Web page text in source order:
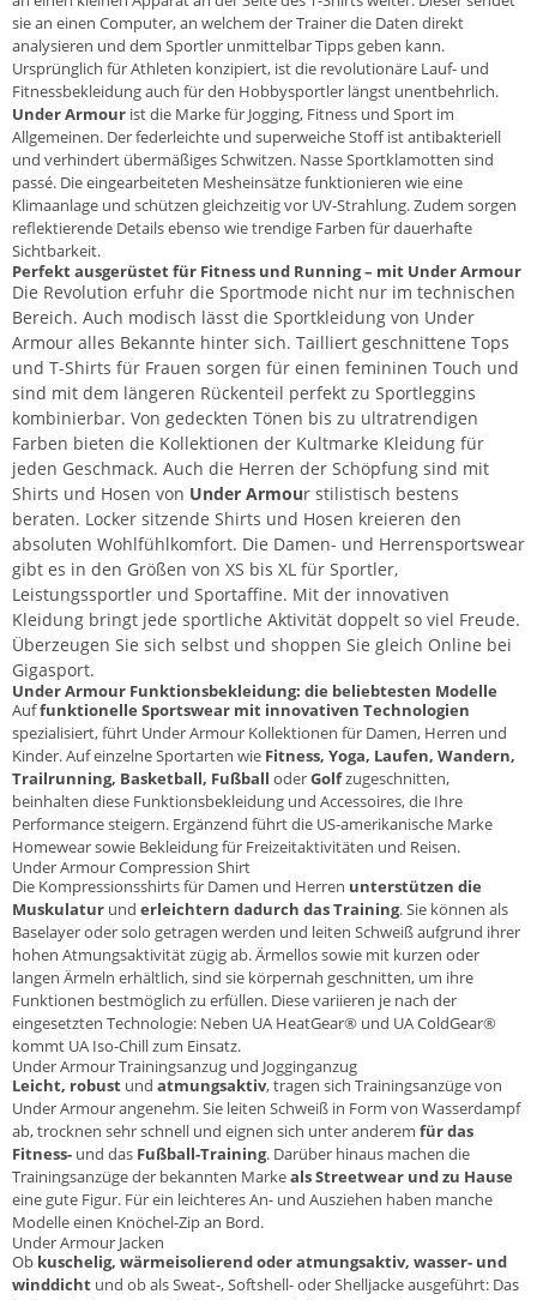
sie an einen Computer, an welchem der Trainer die Daten direkt
analysieren und dem Sportler unmittelbar Tipps geben kann.
Ursprünglich für Athleten konzipiert, ist die revolutionäre Lauf- und
Fitnessbekleidungauch für den Hobbysportler längst unentbehrlich.
Under Armour istdie Marke für Jogging, Fitness und Sport im
Allgemeinen. Der federleichte und superweiche Stoff ist antibakteriell
und verhindert übermäßiges Schwitzen. Nasse Sportklamotten sind
passé. Die eingearbeiteten Mesheinsätze funktionieren wie eine
Klimaanlage und schützen gleichzeitig vor UV-Strahlung. Zudem sorgen
reflektierende Details ebenso wie trendige Farben für dauerhafte
Sichtbarkeit.
Perfekt ausgerüstet für Fitness und Running – mit Under Armour
Die Revolution erfuhr die Sportmode nicht nur im technischen
Bereich. Auch modisch lässt die Sportkleidung von Under
Armour alles Bekannte hinter sich. Tailliert geschnittene Tops
und T-Shirts für Frauen sorgen für einen femininen Touch und
sind mit dem längeren Rückenteil perfekt zu Sportleggins
kombinierbar. Von gedeckten Tönen bis zu ultratrendigen
Farben bieten die Kollektionen der Kultmarke Kleidung für
jeden Geschmack. Auch die Herren der Schöpfung sind mit
Shirts und Hosen von Under Armour stilistisch bestens
beraten. Locker sitzende Shirts und Hosen kreieren den
absoluten Wohlfühlkomfort. Die Damen- und Herrensportswear
gibt es in den Größen von XS bis XL für Sportler,
Leistungssportler und Sportaffine. Mit der innovativen
Kleidung bringt jede sportliche Aktivität doppelt so viel Freude.
Überzeugen Sie sich selbst und shoppen Sie gleich Online bei
Gigasport.
Under Armour Funktionsbekleidung: die beliebtesten Modelle
Auffunktionelle Sportswear mit innovativen Technologien
spezialisiert, führt Under Armour Kollektionen für Damen, Herren und
Kinder. Auf einzelne Sportarten wie Fitness, Yoga, Laufen, Wandern,
Trailrunning, Basketball, Fußball oderGolfzugeschnitten,
beinhalten diese Funktionsbekleidung und Accessoires, die Ihre
Performance steigern. Ergänzend führt die US-amerikanische Marke
Homewear sowie Bekleidung für Freizeitaktivitäten und Reisen.
Under Armour Compression Shirt
Die Kompressionsshirts für Damen und Herren unterstützen die
Muskulatur und erleichtern dadurch das Training. Sie können als
Baselayer oder solo getragen werden und leiten Schweiß aufgrund ihrer
hohen Atmungsaktivität zügig ab. Ärmellos sowie mit kurzen oder
langen Ärmeln erhältlich, sind sie körpernah geschnitten, um ihre
Funktionen bestmöglich zu erfüllen. Diese variieren je nach der
eingesetzten Technologie: Neben UA HeatGear® und UA ColdGear®
kommt UA Iso-Chill zum Einsatz.
Under Armour Trainingsanzug und Jogginganzug
Leicht, robust und atmungsaktiv, tragen sich Trainingsanzüge von
Under Armour angenehm. Sie leiten Schweiß in Form von Wasserdampf
ab, trocknen sehr schnell und eignen sich unter anderem für das
Fitness- und das Fußball-Training. Darüber hinaus machen die
Trainingsanzüge der bekannten Markeals Streetwear und zu Hause
eine gute Figur. Für ein leichteres An- und Ausziehen haben manche
Modelle einen Knöchel-Zip an Bord.
Under Armour Jacken
Ob kuschelig, wärmeisolierend oder atmungsaktiv, wasser- und
winddicht und ob als Sweat-, Softshell- oder Shelljacke ausgeführt: Das